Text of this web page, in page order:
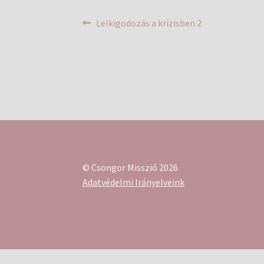
Bejegyzés
Previous
Lelkigodozás a krízisben 2
© Csongor Misszió 2026
Adatvédelmi Irányelveink